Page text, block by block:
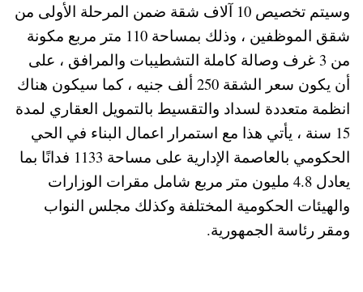
وسيتم تخصيص 10 آلاف شقة ضمن المرحلة الأولى من
شقق الموظفين ، وذلك بمساحة 110 متر مربع مكونة
من 3 غرف وصالة كاملة التشطيبات والمرافق ، على
أن يكون سعر الشقة 250 ألف جنيه ، كما سيكون هناك
انظمة متعددة لسداد والتقسيط بالتمويل العقاري لمدة
15 سنة ، يأتي هذا مع استمرار اعمال البناء في الحي
الحكومي بالعاصمة الإدارية على مساحة 1133 فدانًا بما
يعادل 4.8 مليون متر مربع شامل مقرات الوزارات
والهيئات الحكومية المختلفة وكذلك مجلس النواب
ومقر رئاسة الجمهورية.